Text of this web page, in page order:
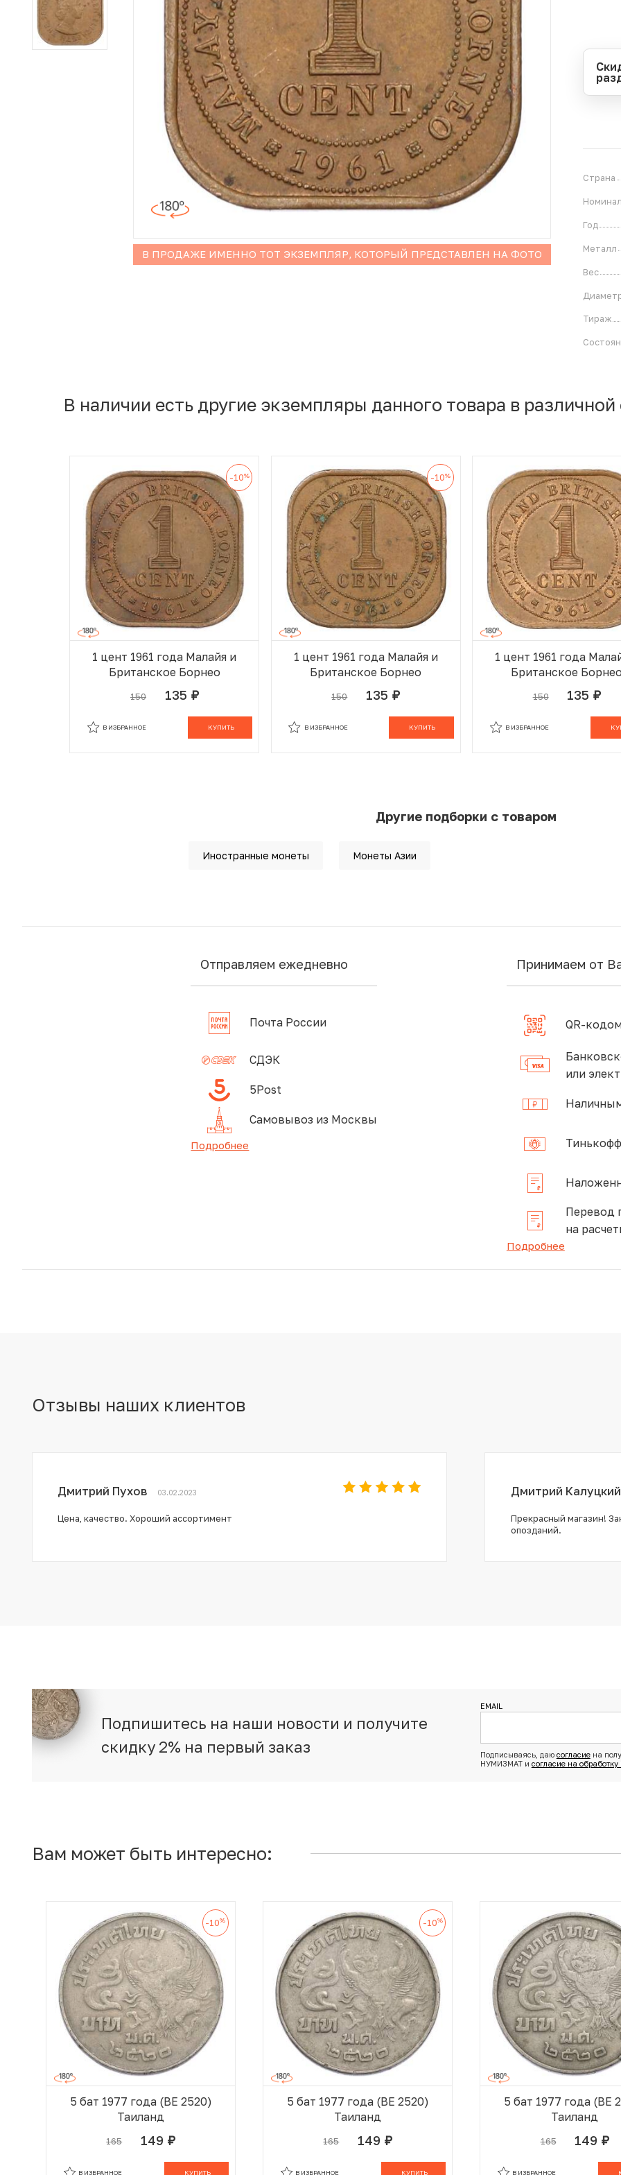
Иностранные монеты
Неофициальные выпуски монет (Unusual)
Античные и средневековые монеты
В ПРОДАЖЕ ИМЕННО ТОТ ЭКЗЕМПЛЯР, КОТОРЫЙ ПРЕДСТАВЛЕН НА ФОТО
Страна
Номинал
Год
Металл
Вес
Тираж
В наличии есть другие экземпляры данного товара в различной
-10%
1 цент 1961 года Малайя и
Британское Борнео
150 135 руб.
КУПИТЬ
В ИЗБРАННОЕ
-10%
1 цент 1961 года Малайя и
Британское Борнео
150 135 руб.
КУПИТЬ
В ИЗБРАННОЕ
1 цент 1961 года
Британское Борнео
150 135 руб.
В ИЗБРАННОЕ
Другие подборки с товаром
Иностранные монеты Монеты Азии
Отправляем ежедневно
Почта России
СДЭК
5Post
Самовывоз из Москвы
Подробнее
Принимаем от
QR-
или
Перевод
на
Подробнее
Отзывы наших клиентов
Дмитрий Пухов 03.02.2023
Цена, качество. Хороший ассортимент
Дмитрий Калуцкий
Прекрасный магазин!
опозданий.
Подпишитесь на наши новости и получите
скидку 2% на первый заказ
EMAIL
Подписываясь, даю согласиена
НУМИЗМАТ и согласие на
Вам может быть интересно:
-10%
5 бат 1977 года (BE 2520)
Таиланд
165 149 руб.
КУПИТЬ
В ИЗБРАННОЕ
-10%
5 бат 1977 года (BE 2520)
Таиланд
165 149 руб.
КУПИТЬ
В ИЗБРАННОЕ
5 бат 1977 года (BE
Таиланд
165 149 руб.
В ИЗБРАННОЕ